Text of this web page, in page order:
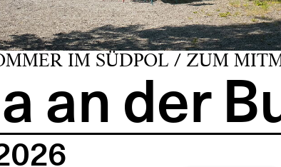
IM SÜDPOL / ZUM
an der